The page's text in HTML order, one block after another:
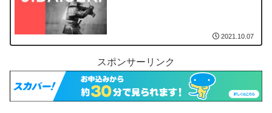
2021.10.07
スポンサーリンク